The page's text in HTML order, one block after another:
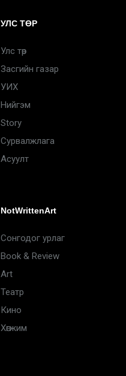
УЛС ТӨР
Улс төр
Засгийн газар
УИХ
Нийгэм
Story
Сурвалжлага
Асуулт
NotWrittenArt
Сонгодог урлаг
Book & Review
Art
Театр
Кино
Хөгжим